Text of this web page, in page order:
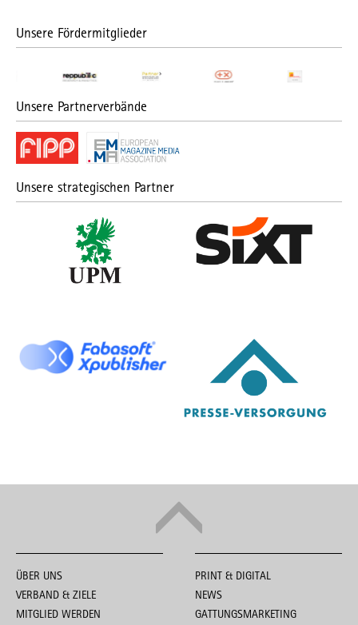
Unsere Fördermitglieder
Unsere Partnerverbände
Unsere strategischen Partner
ÜBER UNS
VERBAND & ZIELE
MITGLIED WERDEN
PRINT & DIGITAL
NEWS
GATTUNGSMARKETING